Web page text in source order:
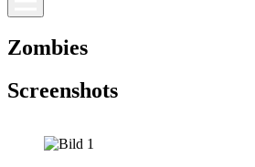
Zombies
Screenshots